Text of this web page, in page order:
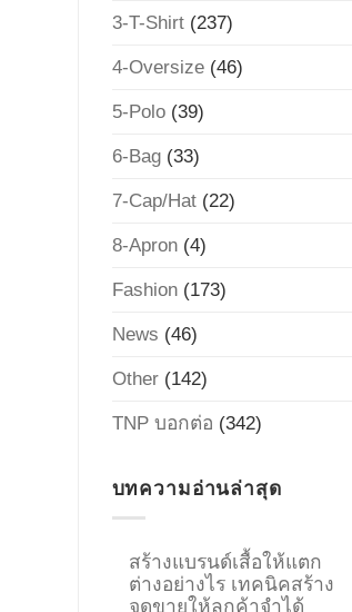
3-T-Shirt(237)
4-Oversize(46)
5-Polo(39)
6-Bag(33)
7-Cap/Hat(22)
8-Apron(4)
Fashion(173)
News (46)
Other(142)
TNP บอกต่อ (342)
บทความอ่านล่าสุด
สร้างแบรนด์เสื้อให้แตก
ต่างอย่างไร เทคนิคสร้าง
จุดขายให้ลูกค้าจำได้